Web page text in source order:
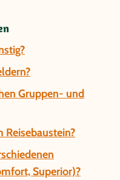
Gruppen- und
Reisebaustein?
Superior)?